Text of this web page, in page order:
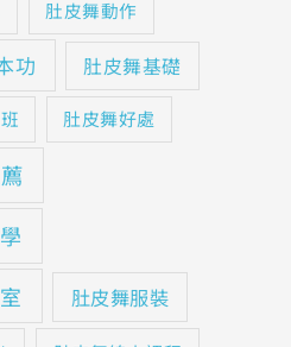
肚皮舞動作
功 肚皮舞基礎
肚皮舞好處
肚皮舞服裝